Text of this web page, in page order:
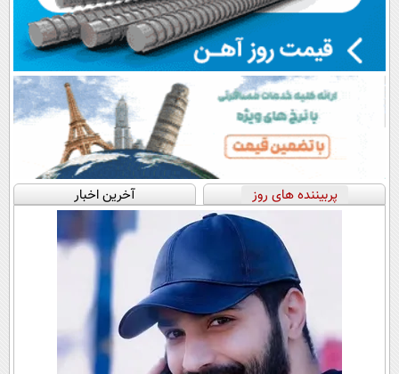
پربیننده های روز آخرین اخبار